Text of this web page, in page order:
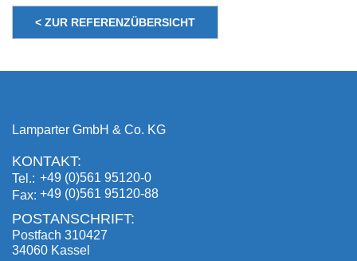
< ZUR REFERENZÜBERSICHT
Lamparter GmbH & Co. KG
KONTAKT:
Tel.
+49 (0)561 95120-0
Fax +49 (0)561 95120-88
POSTANSCHRIFT:
Postfach 310427
34060 Kassel